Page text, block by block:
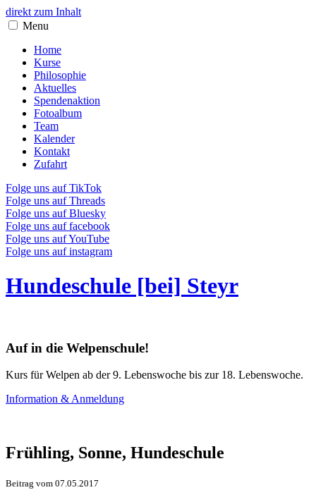
direkt zum Inhalt
Menu
Home
Kurse
Philosophie
Aktuelles
Spendenaktion
Fotoalbum
Team
Kalender
Kontakt
Zufahrt
Folge uns auf TikTok
Folge uns auf Threads
Folge uns auf Bluesky
Folge uns auf facebook
Folge uns auf YouTube
Folge uns auf instagram
Hundeschule [bei] Steyr
Auf in die Welpenschule!
Kurs für Welpen ab der 9. Lebenswoche bis zur 18. Lebenswoche.
Information & Anmeldung
Frühling, Sonne, Hundeschule
Beitrag vom 07.05.2017